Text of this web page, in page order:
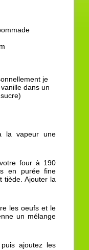
je
dans un
la vapeur une
four à 190
en purée fine
tiède. Ajouter la
les oeufs et le
un mélange
ajoutez les